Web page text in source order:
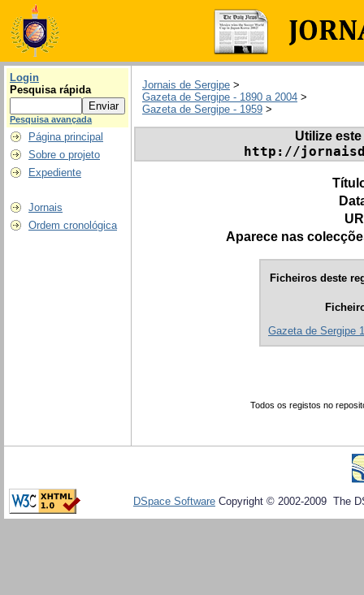
Login
Pesquisa rápida
Pesquisa avançada
Página principal
Sobre o projeto
Expediente
Jornais
Ordem cronológica
Jornais de Sergipe >
Gazeta de Sergipe - 1890 a 2004 >
Gazeta de Sergipe - 1959 >
Utilize
http://
Aparece nas
Ficheiros deste
Gazeta de Sergipe
Todos os registos no
DSpace Software Copyright © 2002-2009 The